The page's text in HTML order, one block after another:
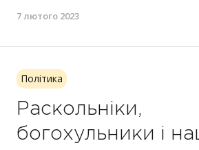
7 лютого 2023
Політика
Раскольніки,
богохульники і